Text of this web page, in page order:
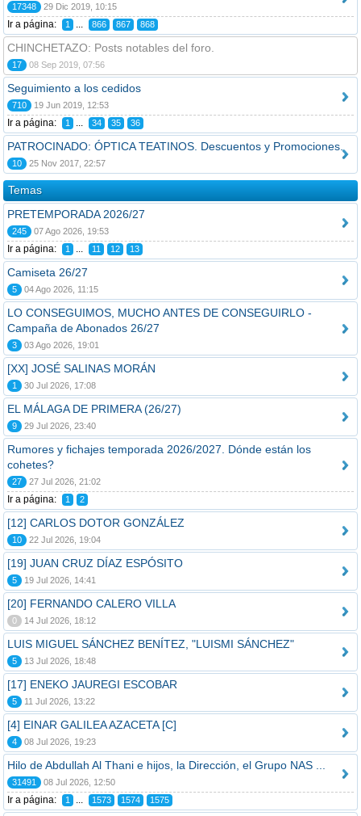
17348 29 Dic 2019, 10:15
Ir a página: 1 ... 866 867 868
CHINCHETAZO: Posts notables del foro.
17 08 Sep 2019, 07:56
Seguimiento a los cedidos
710 19 Jun 2019, 12:53
Ir a página: 1 ... 34 35 36
PATROCINADO: ÓPTICA TEATINOS. Descuentos y Promociones.
10 25 Nov 2017, 22:57
Temas
PRETEMPORADA 2026/27
245 07 Ago 2026, 19:53
Ir a página: 1 ... 11 12 13
Camiseta 26/27
5 04 Ago 2026, 11:15
LO CONSEGUIMOS, MUCHO ANTES DE CONSEGUIRLO -
Campaña de Abonados 26/27
3 03 Ago 2026, 19:01
[XX] JOSÉ SALINAS MORÁN
1 30 Jul 2026, 17:08
EL MÁLAGA DE PRIMERA (26/27)
9 29 Jul 2026, 23:40
Rumores y fichajes temporada 2026/2027. Dónde están los
cohetes?
27 27 Jul 2026, 21:02
Ir a página: 1 2
[12] CARLOS DOTOR GONZÁLEZ
10 22 Jul 2026, 19:04
[19] JUAN CRUZ DÍAZ ESPÓSITO
5 19 Jul 2026, 14:41
[20] FERNANDO CALERO VILLA
0 14 Jul 2026, 18:12
LUIS MIGUEL SÁNCHEZ BENÍTEZ, "LUISMI SÁNCHEZ"
5 13 Jul 2026, 18:48
[17] ENEKO JAUREGI ESCOBAR
5 11 Jul 2026, 13:22
[4] EINAR GALILEA AZACETA [C]
4 08 Jul 2026, 19:23
Hilo de Abdullah Al Thani e hijos, la Dirección, el Grupo NAS ...
31491 08 Jul 2026, 12:50
Ir a página: 1 ... 1573 1574 1575